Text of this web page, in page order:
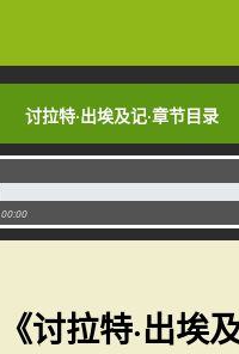
讨拉特·出埃及记·章节目录
讨拉特·出埃及记·章节目录
00:00
《讨拉特·出埃